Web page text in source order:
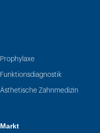
Prophylaxe
Funktionsdiagnostik
Ästhetische Zahnmedizin
Markt